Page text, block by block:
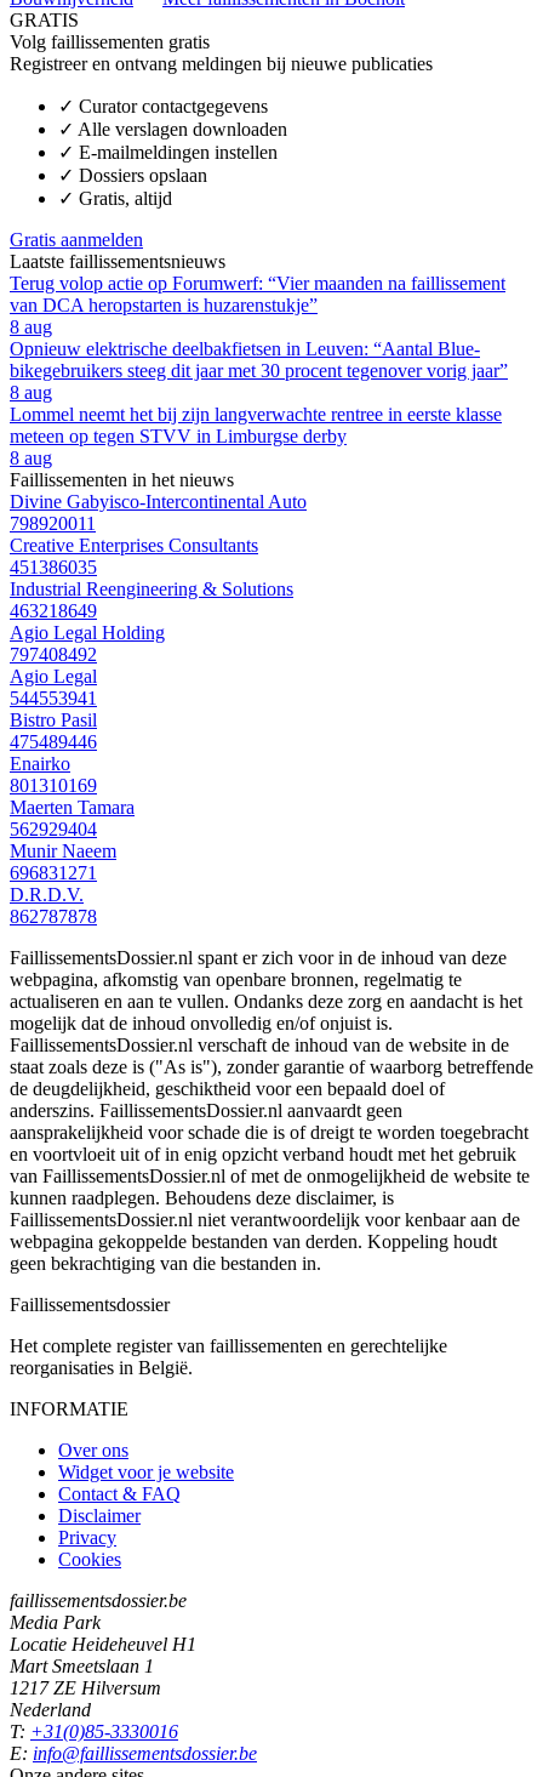
GRATIS
Volg faillissementen gratis
Registreer en ontvang meldingen bij nieuwe publicaties
✓ Curator contactgegevens
✓ Alle verslagen downloaden
✓ E-mailmeldingen instellen
✓ Dossiers opslaan
✓ Gratis, altijd
Gratis aanmelden
Laatste faillissementsnieuws
Terug volop actie op Forumwerf: “Vier maanden na faillissement
van DCA heropstarten is huzarenstukje”
8 aug
Opnieuw elektrische deelbakfietsen in Leuven: “Aantal Blue-
bikegebruikers steeg dit jaar met 30 procent tegenover vorig jaar”
8 aug
Lommel neemt het bij zijn langverwachte rentree in eerste klasse
meteen op tegen STVV in Limburgse derby
8 aug
Faillissementen in het nieuws
Divine Gabyisco-Intercontinental Auto
798920011
Creative Enterprises Consultants
451386035
Industrial Reengineering & Solutions
463218649
Agio Legal Holding
797408492
Agio Legal
544553941
Bistro Pasil
475489446
Enairko
801310169
Maerten Tamara
562929404
Munir Naeem
696831271
D.R.D.V.
862787878
FaillissementsDossier.nl spant er zich voor in de inhoud van deze
webpagina, afkomstig van openbare bronnen, regelmatig te
actualiseren en aan te vullen. Ondanks deze zorg en aandacht is het
mogelijk dat de inhoud onvolledig en/of onjuist is.
FaillissementsDossier.nl verschaft de inhoud van de website in de
staat zoals deze is ("As is"), zonder garantie of waarborg betreffende
de deugdelijkheid, geschiktheid voor een bepaald doel of
anderszins. FaillissementsDossier.nl aanvaardt geen
aansprakelijkheid voor schade die is of dreigt te worden toegebracht
en voortvloeit uit of in enig opzicht verband houdt met het gebruik
van FaillissementsDossier.nl of met de onmogelijkheid de website te
kunnen raadplegen. Behoudens deze disclaimer, is
FaillissementsDossier.nl niet verantwoordelijk voor kenbaar aan de
webpagina gekoppelde bestanden van derden. Koppeling houdt
geen bekrachtiging van die bestanden in.
Faillissementsdossier
Het complete register van faillissementen en gerechtelijke
reorganisaties in België.
INFORMATIE
Over ons
Widget voor je website
Contact & FAQ
Disclaimer
Privacy
Cookies
faillissementsdossier.be
Media Park
Locatie Heideheuvel H1
Mart Smeetslaan 1
1217 ZE Hilversum
Nederland
T: +31(0)85-3330016
E: info@faillissementsdossier.be